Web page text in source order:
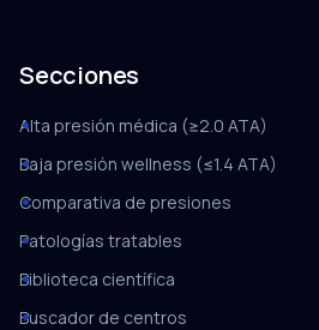
Secciones
Alta presión médica (≥2.0 ATA)
Baja presión wellness (≤1.4 ATA)
Comparativa de presiones
Patologías tratables
Biblioteca científica
Buscador de centros